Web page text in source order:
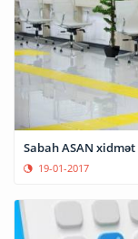
19-01-2017